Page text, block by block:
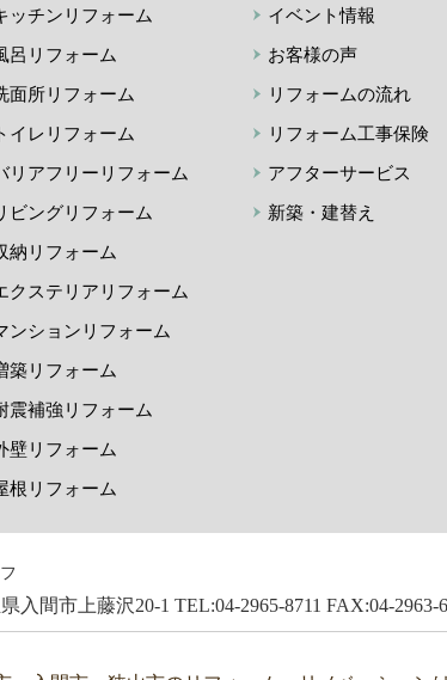
ッチンリフォーム
呂リフォーム
面所リフォーム
イレリフォーム
リアフリーリフォーム
ビングリフォーム
納リフォーム
クステリアリフォーム
ンションリフォーム
築リフォーム
震補強リフォーム
壁リフォーム
根リフォーム
イベント情報
お客様の声
リフォームの流れ
リフォーム工事保険
アフターサービス
新築・建替え
入間市上藤沢20-1 TEL:04-2965-8711 FAX:04-2963-